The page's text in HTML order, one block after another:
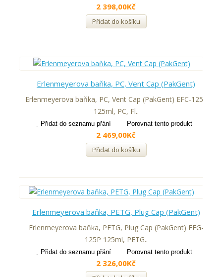
2 398,00Kč
Přidat do košíku
Erlenmeyerova baňka, PC, Vent Cap (PakGent)
Erlenmeyerova baňka, PC, Vent Cap (PakGent) EFC-125V
125ml, PC, Fl..
Přidat do seznamu přání Porovnat tento produkt
2 469,00Kč
Přidat do košíku
Erlenmeyerova baňka, PETG, Plug Cap (PakGent)
Erlenmeyerova baňka, PETG, Plug Cap (PakGent) EFG-
125P 125ml, PETG..
Přidat do seznamu přání Porovnat tento produkt
2 326,00Kč